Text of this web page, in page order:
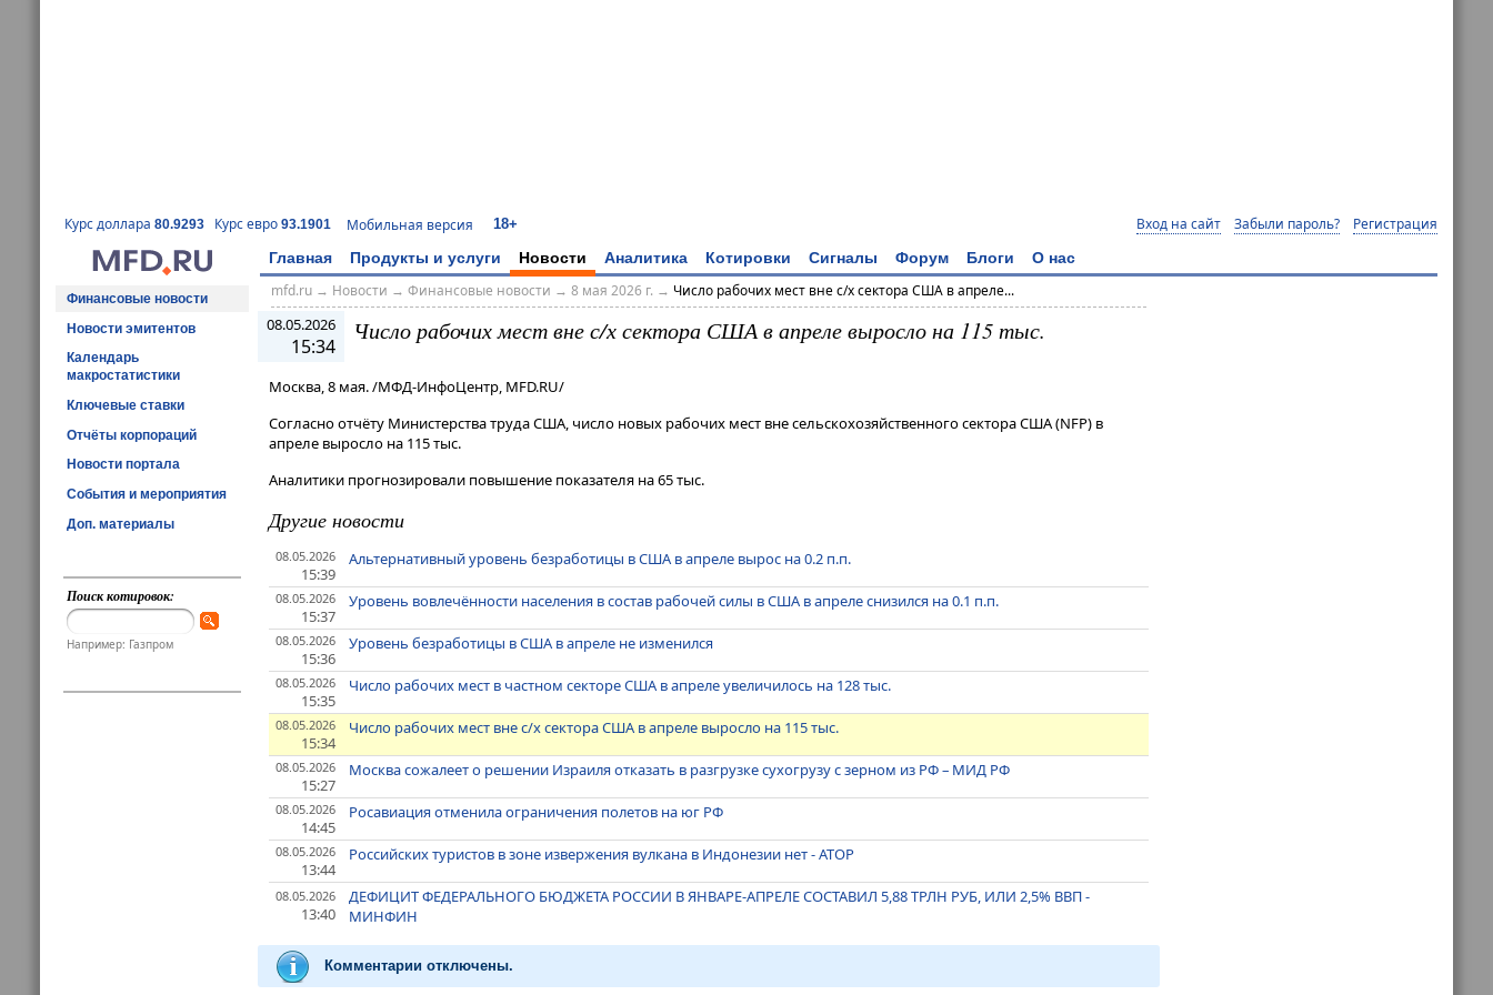
Курс доллара 80.9293 Курс евро 93.1901 Мобильная версия 18+ Вход на сайт Забыли пароль? Регистрация
Главная Продукты и услуги Новости Аналитика Котировки Сигналы Форум Блоги О нас
Финансовые новости
Новости эмитентов
Календарь
макростатистики
Ключевые ставки
Отчёты корпораций
Новости портала
События и мероприятия
Доп. материалы
Поиск котировок:
Например: Газпром
mfd.ru→ Новости → Финансовые новости → 8 мая 2026 г. → Число рабочих мест вне с/х сектора США в апреле...
08.05.2026
15:34
Число рабочих мест вне с/х сектора США в апреле выросло на 115 тыс.
Москва, 8 мая. /МФД-ИнфоЦентр, MFD.RU/
Согласно отчёту Министерства труда США, число новых рабочих мест вне сельскохозяйственного сектора США (NFP) в
апреле выросло на 115 тыс.
Аналитики прогнозировали повышение показателя на 65 тыс.
Другие новости
08.05.2026
15:39
Альтернативный уровень безработицы в США в апреле вырос на 0.2 п.п.
08.05.2026
15:37
Уровень вовлечённости населения в состав рабочей силы в США в апреле снизился на 0.1 п.п.
08.05.2026
15:36
Уровень безработицы в США в апреле не изменился
08.05.2026
15:35
Число рабочих мест в частном секторе США в апреле увеличилось на 128 тыс.
08.05.2026
15:34
Число рабочих мест вне с/х сектора США в апреле выросло на 115 тыс.
08.05.2026
15:27
Москва сожалеет о решении Израиля отказать в разгрузке сухогрузу с зерном из РФ – МИД РФ
08.05.2026
14:45
Росавиация отменила ограничения полетов на юг РФ
08.05.2026
13:44
Российских туристов в зоне извержения вулкана в Индонезии нет - АТОР
08.05.2026
13:40
ДЕФИЦИТ ФЕДЕРАЛЬНОГО БЮДЖЕТА РОССИИ В ЯНВАРЕ-АПРЕЛЕ СОСТАВИЛ 5,88 ТРЛН РУБ, ИЛИ 2,5% ВВП -
МИНФИН
Комментарии отключены.